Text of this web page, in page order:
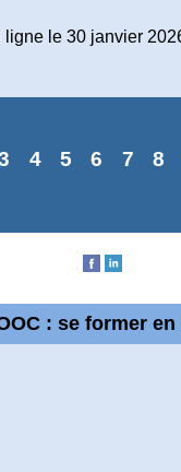
ligne le 30 janvier
4 5 6 7 8
: se former